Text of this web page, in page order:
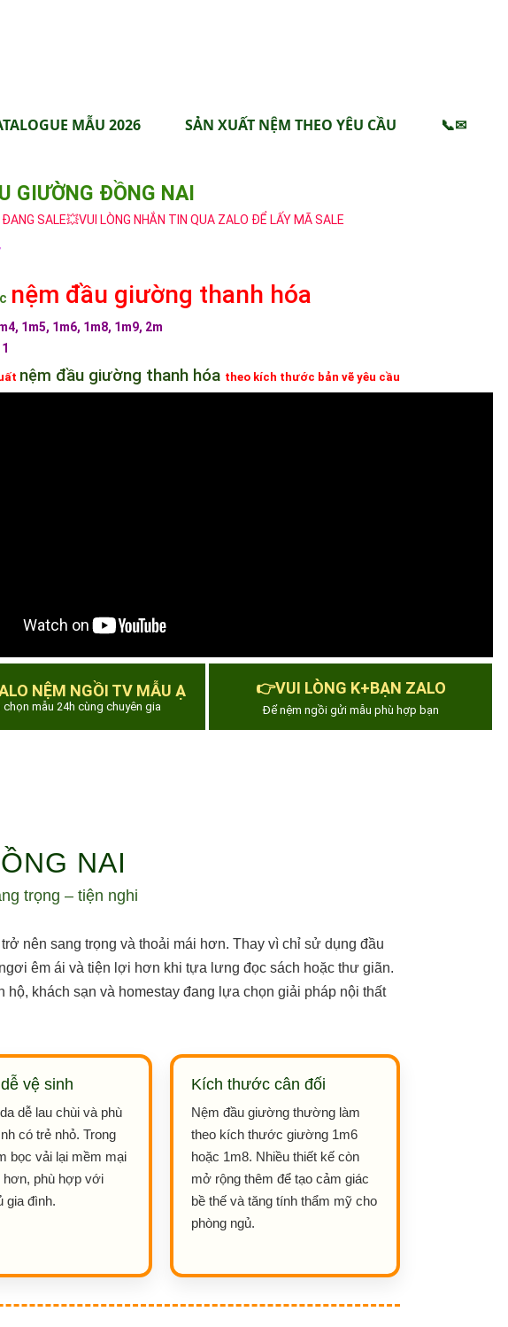
MẪU 2026 SẢN XUẤT NỆM THEO YÊU CẦU 📞✉
GIƯỜNG ĐỒNG NAI
ĐANG SALE💥VUI LÒNG NHẮN TIN QUA ZALO ĐỂ LẤY MÃ SALE
nệm đầu giường thanh hóa
1m5, 1m6, 1m8, 1m9, 2m
1
nệm đầu giường thanh hóa theo kích thước bản vẽ yêu cầu
NỆM NGỒI TV MẪU Ạ
chọn mẫu 24h cùng chuyên gia
👉VUI LÒNG K+BẠN ZALO
Để nệm ngồi gửi mẫu phù hợp bạn
NAI
trọng – tiện nghi
nên sang trọng và thoải mái hơn. Thay vì chỉ sử dụng đầu
êm ái và tiện lợi hơn khi tựa lưng đọc sách hoặc thư giãn.
hộ, khách sạn và homestay đang lựa chọn giải pháp nội thất
vệ sinh
dễ lau chùi và phù
có trẻ nhỏ. Trong
bọc vải lại mềm mại
hơn, phù hợp với
gia đình.
Kích thước cân đối
Nệm đầu giường thường làm
theo kích thước giường 1m6
hoặc 1m8. Nhiều thiết kế còn
mở rộng thêm để tạo cảm giác
bề thế và tăng tính thẩm mỹ cho
phòng ngủ.